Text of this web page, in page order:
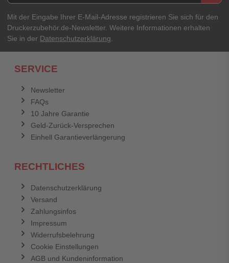
Ihr Passwort
Mit der Eingabe Ihrer E-Mail-Adresse registrieren Sie sich für den
Druckerzubehör.de-Newsletter. Weitere Informationen erhalten
Sie in der Datenschutzerklärung
SERVICE
Newsletter
FAQs
10 Jahre Garantie
Geld-Zurück-Versprechen
Einhell Garantieverlängerung
RECHTLICHES
Datenschutzerklärung
Versand
Zahlungsinfos
Impressum
Widerrufsbelehrung
Cookie Einstellungen
AGB und Kundeninformation